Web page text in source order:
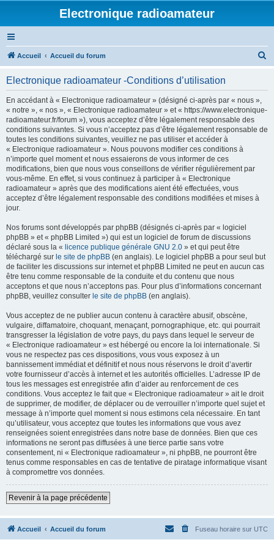
Electronique radioamateur
Accueil Accueil du forum
Electronique radioamateur -Conditions d’utilisation
En accédant à « Electronique radioamateur » (désigné ci-après par « nous »,
« notre », « nos », « Electronique radioamateur » et « https://www.electronique-
radioamateur.fr/forum »), vous acceptez d’être légalement responsable des
conditions suivantes. Si vous n’acceptez pas d’être légalement responsable de
toutes les conditions suivantes, veuillez ne pas utiliser et accéder à
« Electronique radioamateur ». Nous pouvons modifier ces conditions à
n’importe quel moment et nous essaierons de vous informer de ces
modifications, bien que nous vous conseillons de vérifier régulièrement par
vous-même. En effet, si vous continuez à participer à « Electronique
radioamateur » après que des modifications aient été effectuées, vous
acceptez d’être légalement responsable des conditions modifiées et mises à
jour.
Nos forums sont développés par phpBB (désignés ci-après par « logiciel
phpBB » et « phpBB Limited ») qui est un logiciel de forum de discussions
déclaré sous la « licence publique générale GNU 2.0 » et qui peut être
téléchargé sur le site de phpBB (en anglais). Le logiciel phpBB a pour seul but
de faciliter les discussions sur internet et phpBB Limited ne peut en aucun cas
être tenu comme responsable de la conduite et du contenu que nous
acceptons et que nous n’acceptons pas. Pour plus d’informations concernant
phpBB, veuillez consulter le site de phpBB (en anglais).
Vous acceptez de ne publier aucun contenu à caractère abusif, obscène,
vulgaire, diffamatoire, choquant, menaçant, pornographique, etc. qui pourrait
transgresser la législation de votre pays, du pays dans lequel le serveur de
« Electronique radioamateur » est hébergé ou encore la loi internationale. Si
vous ne respectez pas ces dispositions, vous vous exposez à un
bannissement immédiat et définitif et nous nous réservons le droit d’avertir
votre fournisseur d’accès à internet et les autorités officielles. L’adresse IP de
tous les messages est enregistrée afin d’aider au renforcement de ces
conditions. Vous acceptez le fait que « Electronique radioamateur » ait le droit
de supprimer, de modifier, de déplacer ou de verrouiller n’importe quel sujet et
message à n’importe quel moment si nous estimons cela nécessaire. En tant
qu’utilisateur, vous acceptez que toutes les informations que vous avez
renseignées soient enregistrées dans notre base de données. Bien que ces
informations ne seront pas diffusées à une tierce partie sans votre
consentement, ni « Electronique radioamateur », ni phpBB, ne pourront être
tenus comme responsables en cas de tentative de piratage informatique visant
à compromettre vos données.
Revenir à la page précédente
Accueil Accueil du forum Fuseau horaire sur UTC